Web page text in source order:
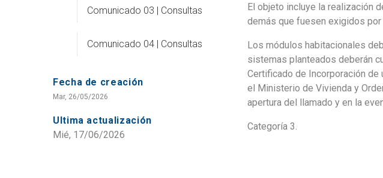
Comunicado 03 | Consultas
Comunicado 04 | Consultas
Fecha de creación
Mar, 26/05/2026
Ultima actualización
Mié, 17/06/2026
El objeto incluye la realización
demás que fuesen exigidos
Los módulos habitacionales
sistemas planteados deberán
Certificado de Incorporación de
el Ministerio de Vivienda y
apertura del llamado y en la
Categoría 3.